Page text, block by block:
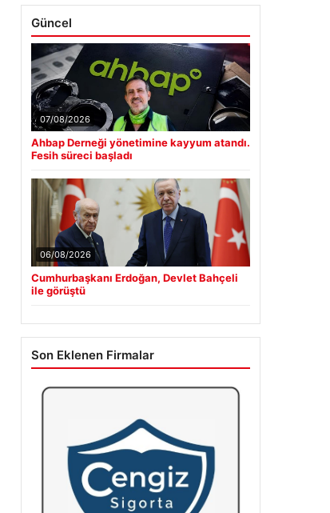
Güncel
07/08/2026
Ahbap Derneği yönetimine kayyum atandı.
Fesih süreci başladı
06/08/2026
Cumhurbaşkanı Erdoğan, Devlet Bahçeli
ile görüştü
Son Eklenen Firmalar